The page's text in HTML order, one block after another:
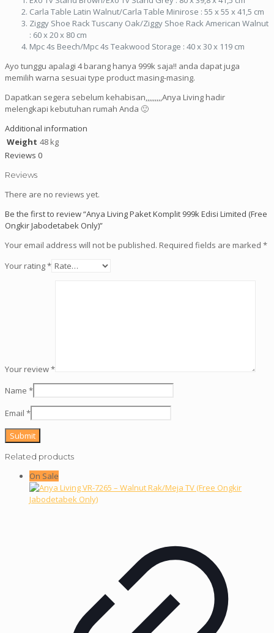
Carla Table Latin Walnut/Carla Table Minirose : 55 x 55 x 41,5 cm
Ziggy Shoe Rack Tuscany Oak/Ziggy Shoe Rack American Walnut
: 60 x 20 x 80 cm
Mpc 4s Beech/Mpc 4s Teakwood Storage : 40 x 30 x 119 cm
Ayo tunggu apalagi 4 barang hanya 999k saja!! anda dapat juga
memilih warna sesuai type product masing-masing.
Dapatkan segera sebelum kehabisan,,,,,,,,,Anya Living hadir
melengkapi kebutuhan rumah Anda 🙂
Additional information
Weight 48 kg
Reviews 0
Reviews
There are no reviews yet.
Be the first to review “Anya Living Paket Komplit 999k Edisi Limited (Free
Ongkir Jabodetabek Only)”
Your email address will not be published. Required fields are marked *
Your rating*
Your review*
Name *
Email *
Related products
On Sale